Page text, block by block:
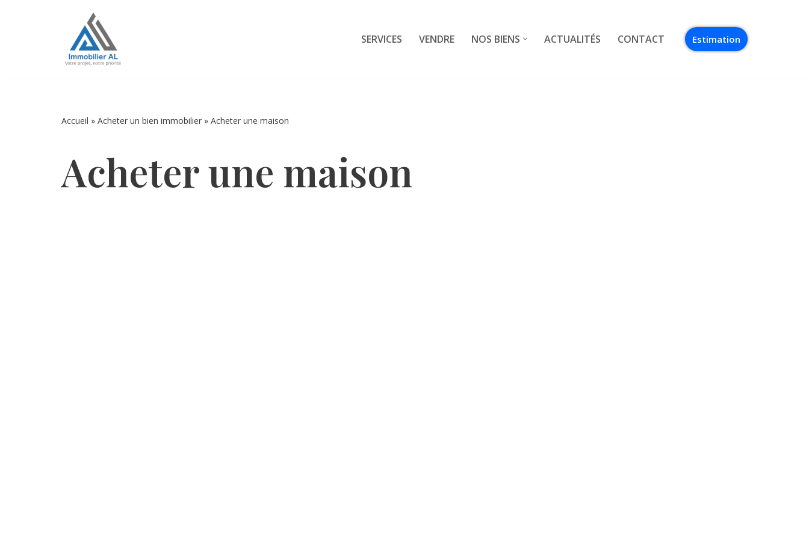
SERVICES VENDRE NOS BIENS ACTUALITÉS CONTACT Estimation
Accueil » Acheter un bien immobilier » Acheter une maison
Acheter une maison